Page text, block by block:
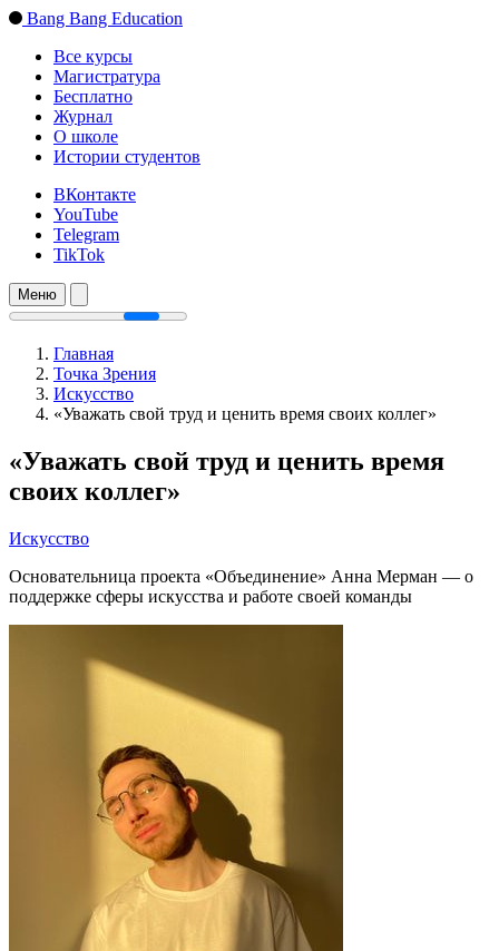
Bang Bang Education
Все курсы
Магистратура
Бесплатно
Журнал
О школе
Истории студентов
ВКонтакте
YouTube
Telegram
TikTok
Меню
Главная
Точка Зрения
Искусство
«Уважать свой труд и ценить время своих коллег»
«Уважать свой труд и ценить время
своих коллег»
Искусство
Основательница проекта «Объединение» Анна Мерман — о
поддержке сферы искусства и работе своей команды